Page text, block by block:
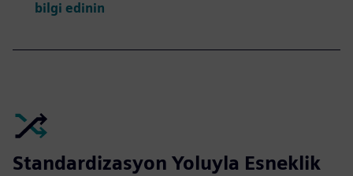
bilgi edinin
Standardizasyon Yoluyla Esneklik